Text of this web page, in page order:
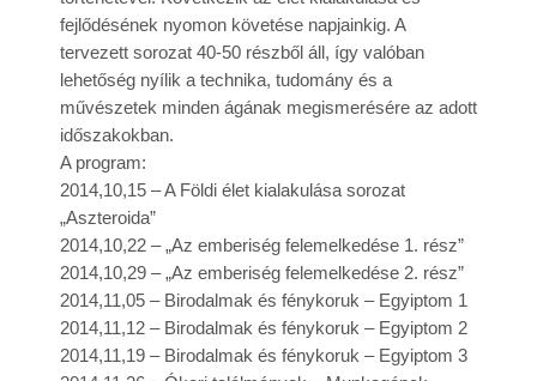
fejlődésének nyomon követése napjainkig. A
tervezett sorozat 40-50 részből áll, így valóban
lehetőség nyílik a technika, tudomány és a
művészetek minden ágának megismerésére az adott
időszakokban.
A program:
2014,10,15 – A Földi élet kialakulása sorozat
„Aszteroida”
2014,10,22 – „Az emberiség felemelkedése 1. rész”
2014,10,29 – „Az emberiség felemelkedése 2. rész”
2014,11,05 – Birodalmak és fénykoruk – Egyiptom 1
2014,11,12 – Birodalmak és fénykoruk – Egyiptom 2
2014,11,19 – Birodalmak és fénykoruk – Egyiptom 3